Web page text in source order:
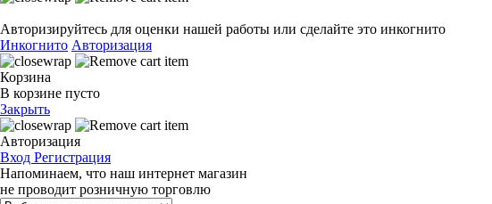
Авторизируйтесь для оценки нашей работы или сделайте это инкогнито
Инкогнито Авторизация
Корзина
В корзине пусто
Закрыть
Авторизация
Вход Регистрация
Напоминаем, что наш интернет магазин
не проводит розничную торговлю